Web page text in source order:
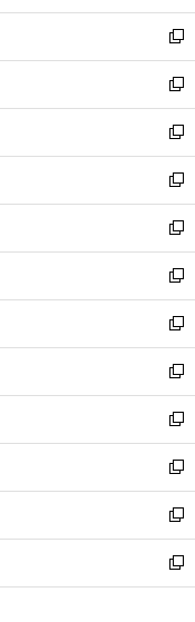
開
く
ウ
で
開
く
ン
ド
ウ
で
開
く
ウ
ィ
ン
ド
ウ
で
開
く
新
し
い
ウ
ィ
ン
ド
ウ
で
開
く
新
し
い
ウ
ィ
ン
ド
ウ
で
開
く
新
し
い
ウ
ィ
ン
ド
ウ
で
開
く
新
し
い
ウ
ィ
ン
ド
ウ
で
開
く
新
し
い
ウ
ィ
ン
ド
ウ
で
開
く
新
し
い
ウ
ィ
ン
ド
ウ
で
開
く
新
し
い
ウ
ィ
ン
ド
ウ
で
開
く
新
し
い
ウ
ィ
ン
ド
ウ
で
開
新
し
い
ウ
ィ
ン
ド
ウ
新
し
い
ウ
ィ
ン
新
し
い
ウ
新
し